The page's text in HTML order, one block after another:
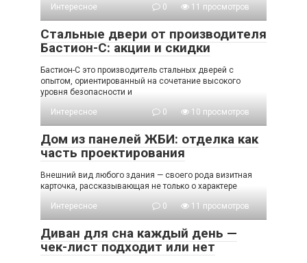
Интересное 0 11 просмотров
Стальные двери от производителя
Бастион-С: акции и скидки
Бастион-С это производитель стальных дверей с
опытом, ориентированный на сочетание высокого
уровня безопасности и
Интересное 0 10 просмотров
Дом из панелей ЖБИ: отделка как
часть проектирования
Внешний вид любого здания — своего рода визитная
карточка, рассказывающая не только о характере
Интересное 0 11 просмотров
Диван для сна каждый день —
чек-лист подходит или нет